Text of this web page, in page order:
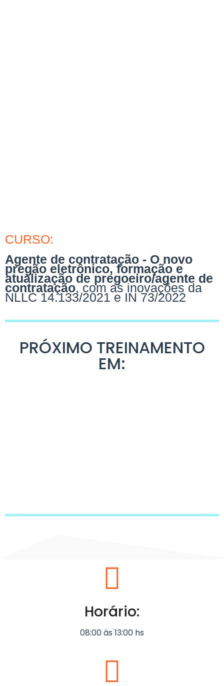
CURSO:
Agente de contratação - O novo
pregão eletrônico, formação e
atualização de pregoeiro/agente de
contratação, com as inovações da
NLLC 14.133/2021 e IN 73/2022
PRÓXIMO TREINAMENTO
EM:
Horário:
08:00 às 13:00 hs